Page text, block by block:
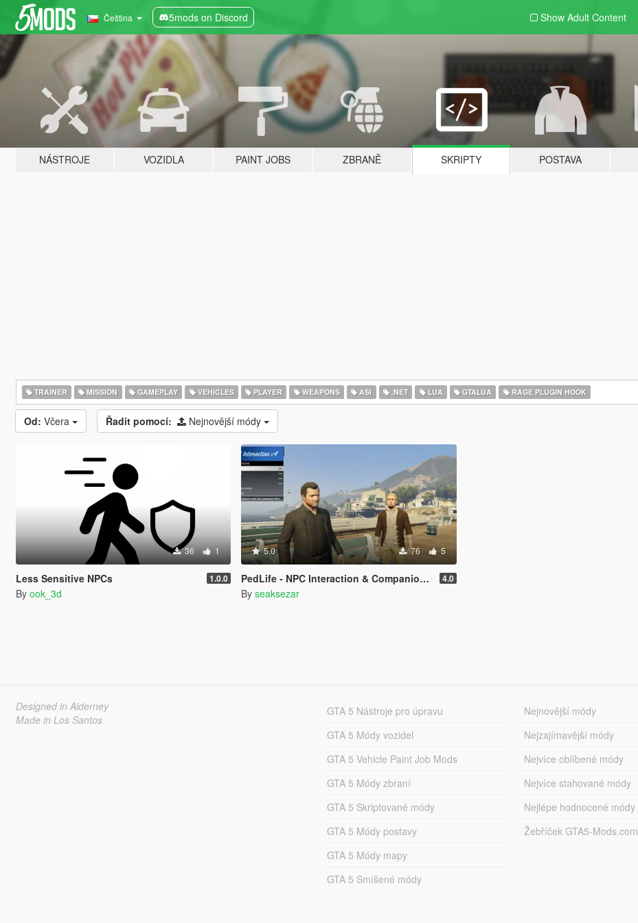
Čeština 5mods on Discord Show Adult Content
NÁSTROJE VOZIDLA PAINT JOBS ZBRANĚ SKRIPTY POSTAVA
TRAINER MISSION GAMEPLAY VEHICLES PLAYER WEAPONS ASI .NET LUA GTALUA RAGE PLUGIN HOOK
Od: Včera Řadit pomocí: Nejnovější módy
36 1
Less Sensitive NPCs 1.0.0
By ook_3d
5.0 76 5
PedLife - NPC Interaction & Companion Actions [Legacy] 4.0
By seaksezar
Designed in Alderney
Made in Los Santos
GTA 5 Nástroje pro úpravu
GTA 5 Módy vozidel
GTA 5 Vehicle Paint Job Mods
GTA 5 Módy zbraní
GTA 5 Skriptované módy
GTA 5 Módy postavy
GTA 5 Módy mapy
GTA 5 Smíšené módy
Nejnovější módy
Nejzajímavější módy
Nejvíce oblíbené módy
Nejvíce stahované módy
Nejlépe hodnocené módy
Žebříček GTA5-Mods.com